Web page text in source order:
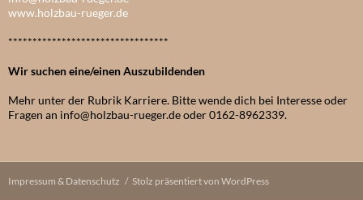
www.holzbau-rueger.de
*********************************
Wir suchen eine/einen Auszubildenden
Mehr unter der Rubrik Karriere. Bitte wende dich bei Interesse oder
Fragen an info@holzbau-rueger.de oder 0162-8962339.
Impressum & Datenschutz Stolz präsentiert von WordPress